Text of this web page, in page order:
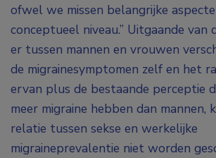
ofwel we missen belangrijke
conceptueel niveau.” Uitgaande van
er tussen mannen en vrouwen
de migrainesymptomen zelf en het
ervan plus de bestaande perceptie
meer migraine hebben dan mannen,
relatie tussen sekse en werkelijke
migraineprevalentie niet worden